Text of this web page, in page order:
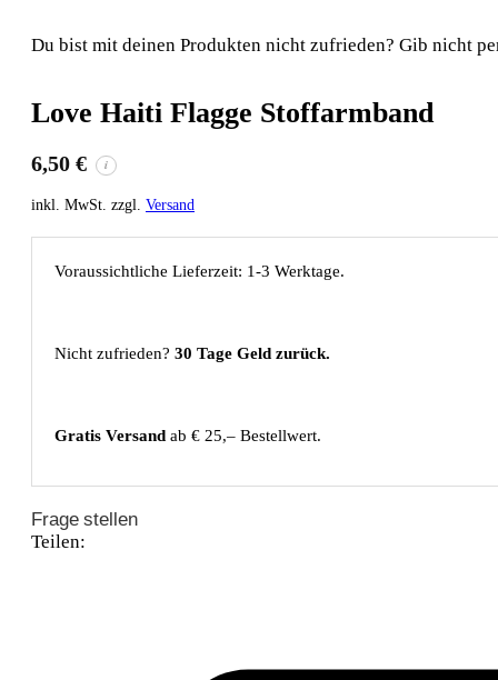
Du bist mit deinen Produkten nicht zufrieden? Gib nicht
Love Haiti Flagge Stoffarmband
6,50 € i
inkl. MwSt. zzgl. Versand
Voraussichtliche Lieferzeit: 1-3 Werktage.
Nicht zufrieden? 30 Tage Geld zurück.
Gratis Versand ab € 25,– Bestellwert.
Frage stellen
Teilen: